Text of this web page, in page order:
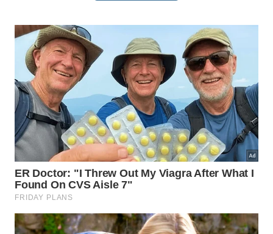
jogos, vídeos ou aplicativos pesados que exigem
Ambiente com ventilação insuficiente, como
dentro de gavetas, embaixo de travesseiros ou
em locais sem circulação de ar
Tomadas com problemas de contato ou fiação
antiga que fornecem energia instável ao
carregador
Carregadores originais passam por testes rigorosos
de certificação que garantem o funcionamento
dentro de parâmetros seguros de temperatura.
Modelos falsificados dispensam esses controles de
qualidade e frequentemente utilizam
transformadores subdimensionados que
superaquecem mesmo em condições normais de